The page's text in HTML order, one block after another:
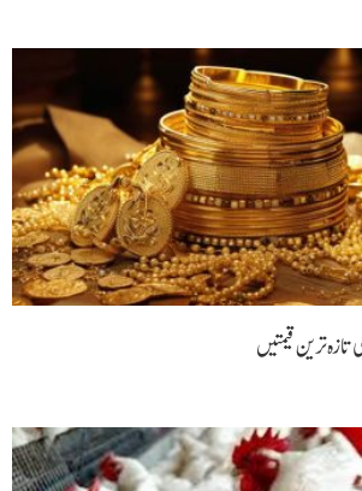
ترین قیمتیں